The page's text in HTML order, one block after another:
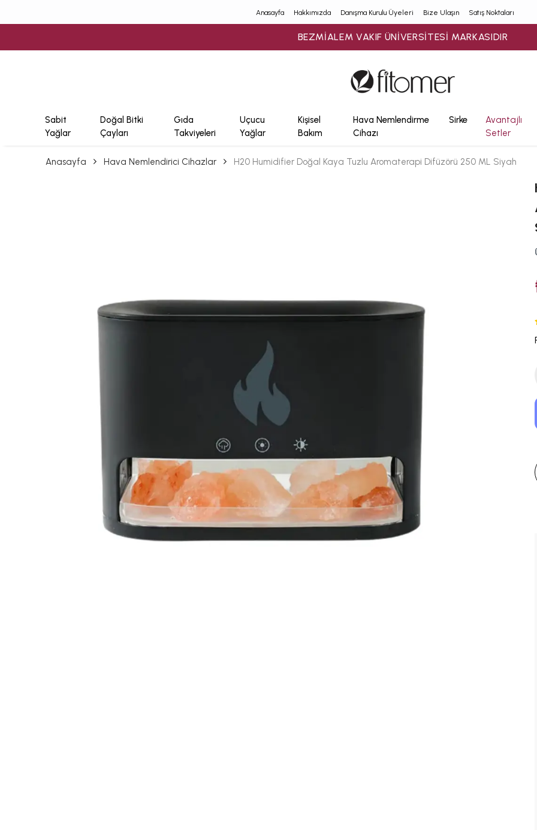
Anasayfa Hakkımızda Danışma Kurulu Üyeleri Bize Ulaşın Satış Noktaları
900₺ ÜZERİ ÜCRETSİZ KARGO
Sabit
Yağlar
Doğal Bitki
Çayları
Gıda
Takviyeleri
Uçucu
Yağlar
Kişisel
Bakım
Hava Nemlendirme
Cihazı
Sirke
Avantajlı
Setler
Anasayfa Hava Nemlendirici Cihazlar H20 Humidifier Doğal Kaya Tuzlu Aromaterapi Difüzörü 250 ML Siyah